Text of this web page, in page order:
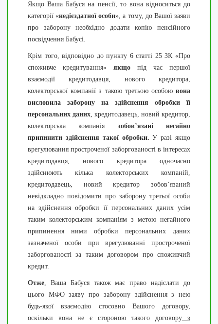
Якщо Ваша Бабуся на пенсії, то вона відноситься до
категорії «недієздатної особи», а тому, до Вашої заяви
про заборону необхідно додати копію пенсійного
посвідчення Бабусі.
Крім того, відповідно до пункту 6 статті 25 ЗК «Про
споживче кредитування» якщо під час першої
взаємодії кредитодавця, нового кредитора,
колекторської компанії з такою третьою особою вона
висловила заборону на здійснення обробки її
персональних даних, кредитодавець, новий кредитор,
колекторська компанія зобов’язані негайно
припинити здійснення такої обробки.У разі якщо
врегулювання простроченої заборгованості в інтересах
кредитодавця, нового кредитора одночасно
здійснюють кілька колекторських компаній,
кредитодавець, новий кредитор зобов’язаний
невідкладно повідомити про заборону третьої особи
на здійснення обробки її персональних даних усім
таким колекторським компаніям з метою негайного
припинення ними обробки персональних даних
зазначеної особи при врегулюванні простроченої
заборгованості за таким договором про споживчий
кредит.
Отже, Ваша Бабуся також має право надіслати до
цього МФО заяву про заборону здійснення з нею
будь-якої взаємодію стосовно Вашого договору,
оскільки вона не є стороною такого договору з